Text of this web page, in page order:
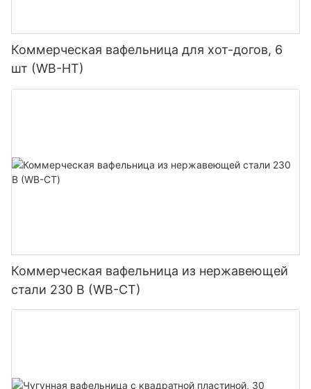
Коммерческая вафельница для хот-догов, 6
шт (WB-HT)
Коммерческая вафельница из нержавеющей
стали 230 В (WB-CT)